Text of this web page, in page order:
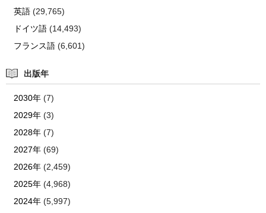
英語(29,765)
ドイツ語(14,493)
フランス語(6,601)
出版年
2030年(7)
2029年(3)
2028年(7)
2027年(69)
2026年(2,459)
2025年(4,968)
2024年(5,997)